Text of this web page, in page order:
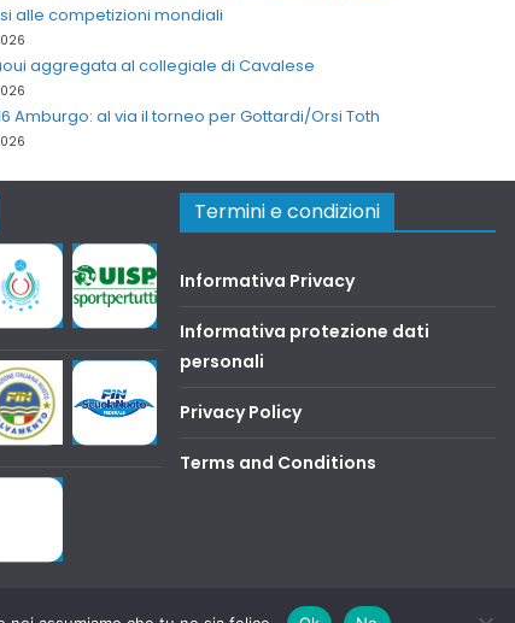
alle competizioni mondiali
aggregata al collegiale di Cavalese
Amburgo: al via il torneo per Gottardi/Orsi Toth
Termini e condizioni
Informativa Privacy
Informativa protezione dati
personali
Privacy Policy
Terms and Conditions